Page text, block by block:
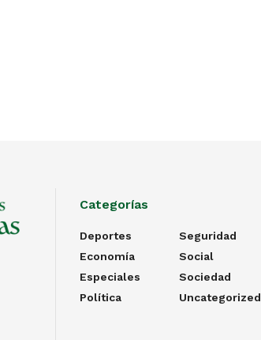
Categorías
Deportes
Economía
Especiales
Política
Seguridad
Social
Sociedad
Uncategorized